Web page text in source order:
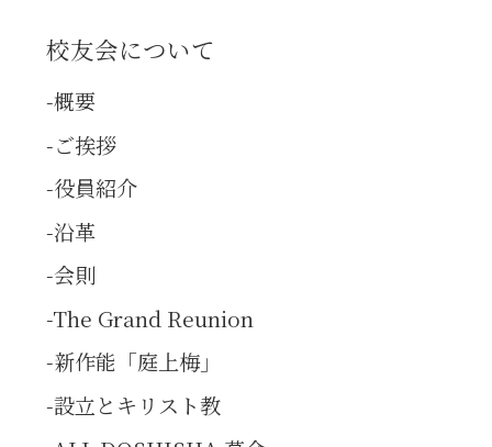
校友会について
概要
ご挨拶
役員紹介
沿革
会則
The Grand Reunion
新作能「庭上梅」
設立とキリスト教